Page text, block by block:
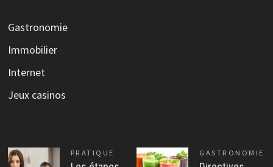
Gastronomie
Immobilier
Internet
Jeux casinos
PRATIQUE GASTRONOMIE